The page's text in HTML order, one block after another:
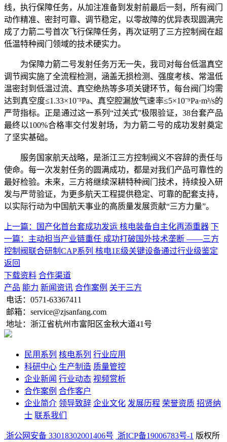
线，执行保障任务，从加注准备到发射前最后一刻，所有阀门
动作精准、密封可靠、调节稳定，以零故障的优异表现圆满完
成了力箭二号首次飞行保障任务，再次证明了三方控制阀在超
低温特种阀门领域的技术硬实力。
为保障力箭二号发射任务万无一失，我司对每台低温真空
调节阀实施了全流程检测，涵盖无损检测、强度考核、常温低
温密封到低温过流、真空绝热等多项关键环节，每台阀门均需
达到真空度≤1.33×10⁻³Pa、真空腔漏放气速率≤5×10⁻⁹Pa·m³/s的
严苛指标。正是通过这一系列“过关式”极限验证，38台套产品
最终以100%合格率交付发射场，为力箭二号的成功发射奠定
了坚实基础。
服务国家航天战略，是浙江三方控制阀义不容辞的责任与
使命。每一次发射任务的圆满成功，都是对我们产品可靠性的
最好检验。未来，三方将继续深耕特种阀门技术，持续投入研
发与严苛验证，为更多航天工程提供稳定、可靠的配套支持，
以实际行动为中国航天事业的高质量发展贡献“三方力量”。
上一篇：国产化首台套成功发运 核电装备自主化再添重器 下
一篇：主动担当产业链重任 成功打破国外技术垄断 ——三方
控制阀联合研制CAP系列 核电1E级关键设备通过行业级鉴定
返回
下载资料 合作渠道
产品 能力 新闻资讯 合作案例 关于三方
电话： 0571-63367411
邮箱：service@zjsanfang.com
地址：浙江省杭州市富阳区金秋大道41号
民用系列 核电系列 行业应用
科研中心 生产制造 质量管控
企业新闻 行业动态 视频赏析
合作案例 合作客户
企业简介 领导致辞 企业文化 发展历程 荣誉资质 招贤纳
士 联系我们
浙公网安备 33018302001406号 浙ICP备19006783号-1 版权所